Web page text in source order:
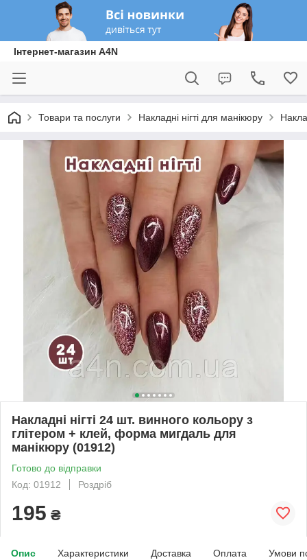
Інтернет-магазин A4N
Товари та послуги Накладні нігті для манікюру
Накладні нігті 24 шт. винного кольору з
глітером + клей, форма мигдаль для
манікюру (01912)
Готово до відправки
Код: 01912
Роздріб
195 ₴
Опис Характеристики Доставка Оплата Умови